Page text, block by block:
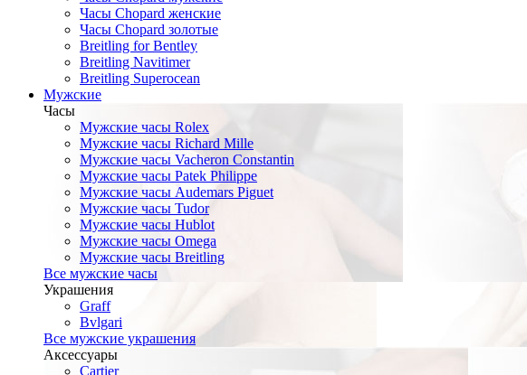
Часы Сhopard женские
Часы Сhopard золотые
Breitling for Bentley
Breitling Navitimer
Breitling Superocean
Мужские
Часы
Мужские часы Rolex
Мужские часы Richard Mille
Мужские часы Vacheron Constantin
Мужские часы Patek Philippe
Мужские часы Audemars Piguet
Мужские часы Tudor
Мужские часы Hublot
Мужские часы Omega
Мужские часы Breitling
Все мужские часы
Украшения
Graff
Bvlgari
Все мужские украшения
Аксессуары
Cartier